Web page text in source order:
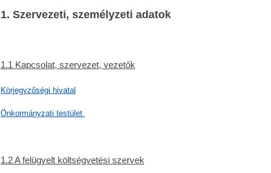
1. Szervezeti, személyzeti adatok
1.1 Kapcsolat, szervezet, vezetők
Körjegyzőségi hivatal
Önkormányzati testület
1.2 A felügyelt költségvetési szervek